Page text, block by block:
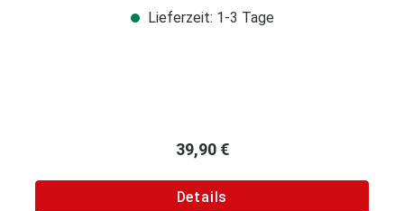
Lieferzeit: 1-3 Tage
Regulärer Preis:
39,90 €
Details